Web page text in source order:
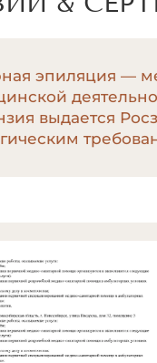
эпиляция —
выдается